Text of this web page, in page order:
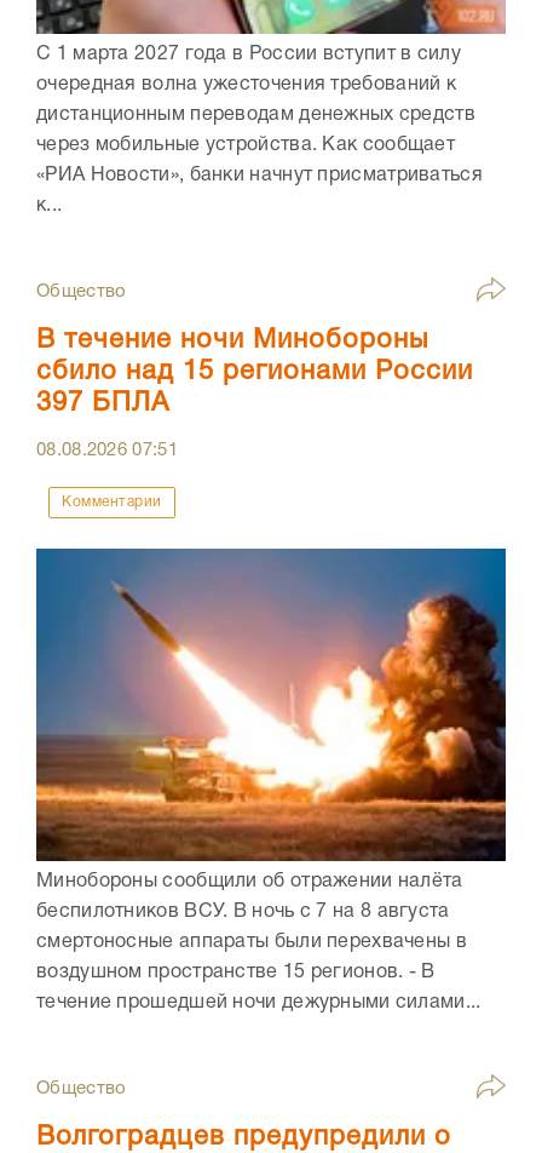
С 1 марта 2027 года в России вступит в силу
очередная волна ужесточения требований к
дистанционным переводам денежных средств
через мобильные устройства. Как сообщает
«РИА Новости», банки начнут присматриваться
к...
Общество
В течение ночи Минобороны
сбило над 15 регионами России
397 БПЛА
08.08.202607:51
Комментарии
Минобороны сообщили об отражении налёта
беспилотников ВСУ. В ночь с 7 на 8 августа
смертоносные аппараты были перехвачены в
воздушном пространстве 15 регионов. - В
течение прошедшей ночи дежурными силами...
Общество
Волгоградцев предупредили о